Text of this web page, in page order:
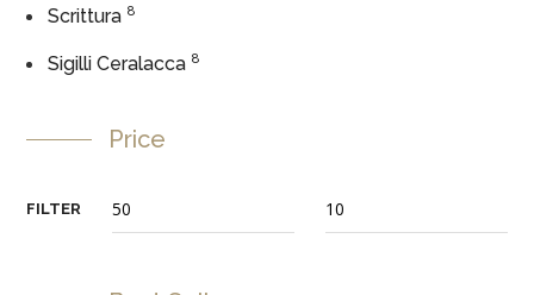
Scrittura 8
Sigilli Ceralacca 8
Price
FILTER